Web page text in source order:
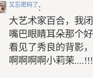
又忘密码了 :
大艺术家百合，我
嘴巴眼睛耳朵那个
看见了秀良的背影
啊啊啊啊小莉茉